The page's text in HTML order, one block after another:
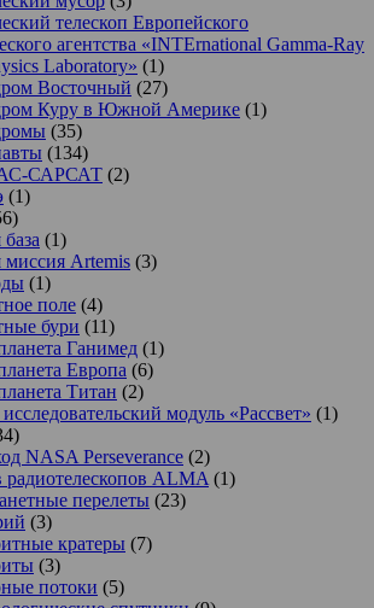
телескоп Европейского
агентства «INTErnational Gamma-Ray
Laboratory» (1)
Восточный (27)
Куру в Южной Америке (1)
(35)
(134)
САРСАТ (2)
(1)
(1)
миссия Artemis (3)
(1)
поле (4)
бури (11)
Ганимед (1)
Европа (6)
Титан (2)
модуль «Рассвет» (1)
NASA Perseverance (2)
ALMA (1)
перелеты (23)
(3)
кратеры (7)
(3)
потоки (5)